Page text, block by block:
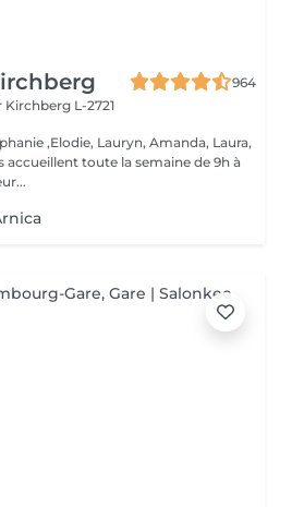
964
Kirchberg L-2721
,Elodie, Lauryn, Amanda, Laura,